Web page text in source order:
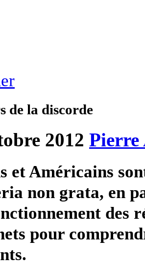
de la discorde
2012 Pierre
et Américains
non grata, en
des
pour